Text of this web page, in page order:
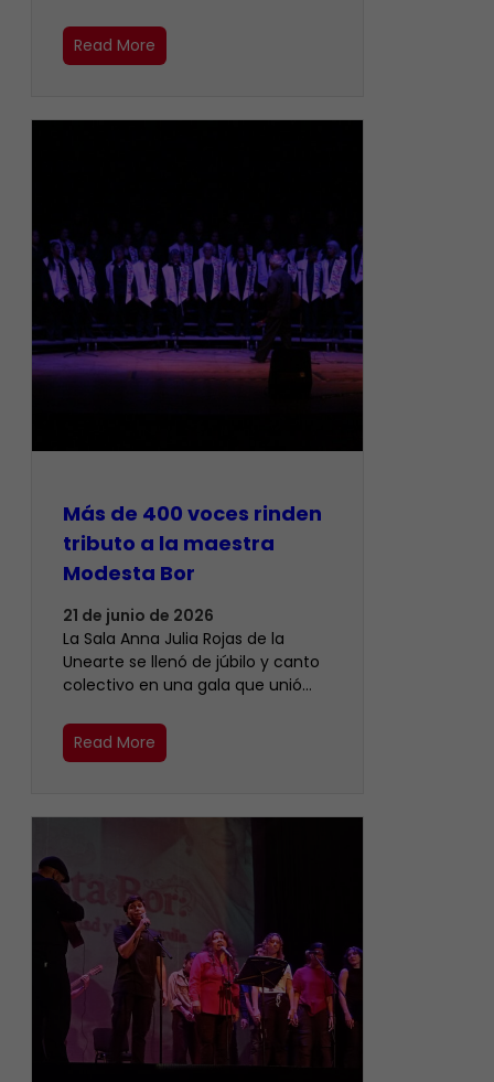
Read More
Más de 400 voces rinden
tributo a la maestra
Modesta Bor
21 de junio de 2026
​La Sala Anna Julia Rojas de la
Unearte se llenó de júbilo y canto
colectivo en una gala que unió…
Read More